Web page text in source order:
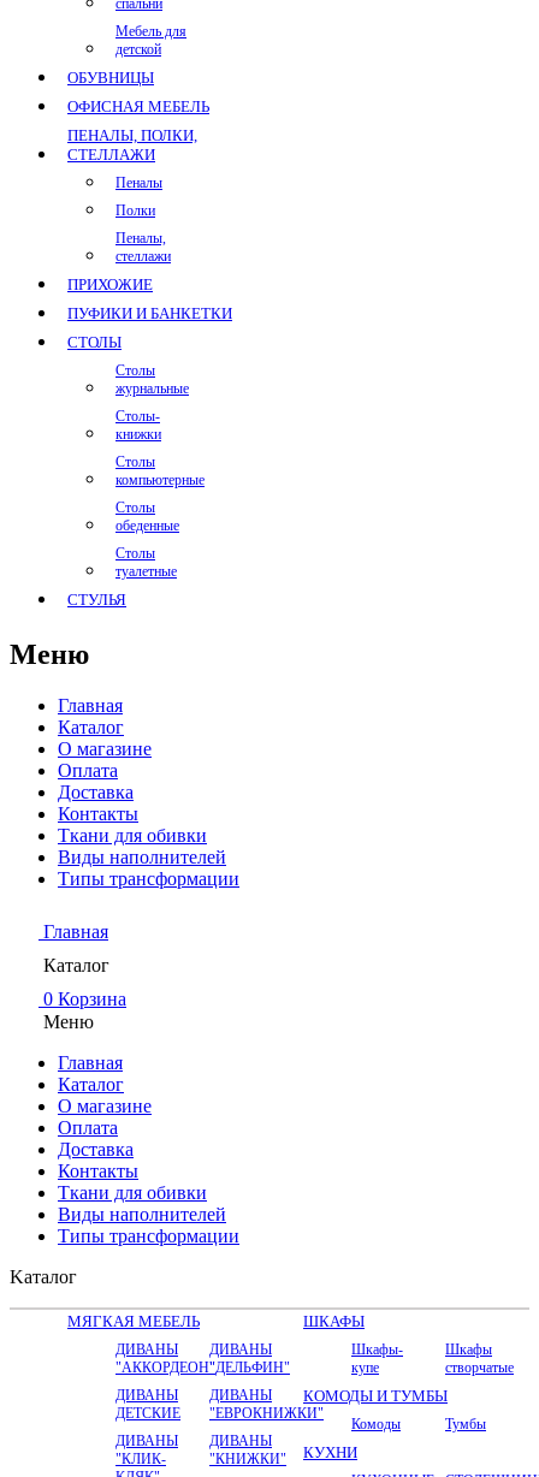
спальни
Мебель для
детской
ОБУВНИЦЫ
ОФИСНАЯ МЕБЕЛЬ
ПЕНАЛЫ, ПОЛКИ,
СТЕЛЛАЖИ
Пеналы
Полки
Пеналы,
стеллажи
ПРИХОЖИЕ
ПУФИКИ И БАНКЕТКИ
СТОЛЫ
Столы
журнальные
Столы-
книжки
Столы
компьютерные
Столы
обеденные
Столы
туалетные
СТУЛЬЯ
Меню
Главная
Каталог
О магазине
Оплата
Доставка
Контакты
Ткани для обивки
Виды наполнителей
Типы трансформации
Главная
Каталог
0 Корзина
Меню
Главная
Каталог
О магазине
Оплата
Доставка
Контакты
Ткани для обивки
Виды наполнителей
Типы трансформации
Kаталог
МЯГКАЯ МЕБЕЛЬ
ДИВАНЫ
"АККОРДЕОН"
ДИВАНЫ
"ДЕЛЬФИН"
ДИВАНЫ
ДЕТСКИЕ
ДИВАНЫ
"ЕВРОКНИЖКИ"
ДИВАНЫ
"КЛИК-
ДИВАНЫ
"КНИЖКИ"
ШКАФЫ
Шкафы-
купе
Шкафы
створчатые
КОМОДЫ И ТУМБЫ
Комоды Тумбы
КУХНИ